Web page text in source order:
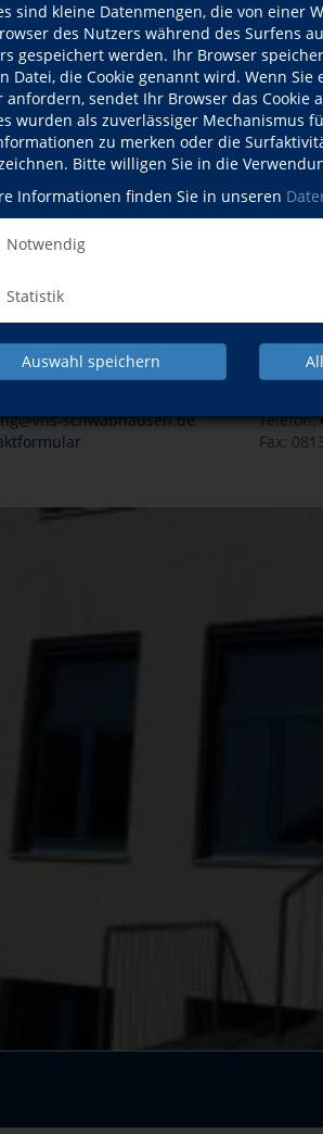
sind kleine Datenmengen, die von einer
des Nutzers während des Surfens
gespeichert werden. Ihr Browser
Datei, die Cookie genannt wird. Wenn Sie
anfordern, sendet Ihr Browser das Cookie
wurden als zuverlässiger Mechanismus
zu merken oder die
Bitte willigen Sie in die
Informationen finden Sie in unseren
Notwendig
Statistik
Auswahl speichern
NACH OBEN
Internet
schwabhausen.de
Telefon
Telefon:
Fax: